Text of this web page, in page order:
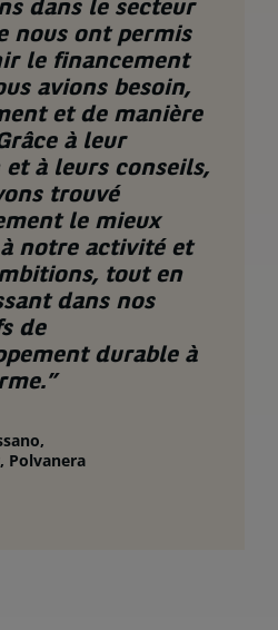
dans le secteur
nous ont permis
le financement
avions besoin,
et de manière
à leur
et à leurs conseils,
trouvé
le mieux
notre activité et
tout en
dans nos
de
durable à
Polvanera